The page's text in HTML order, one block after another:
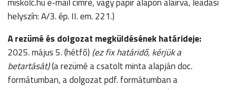
helyszín: A/3. ép. II. em. 221.)
A rezümé és dolgozat megküldésének határideje:
2025. május 5. (hétfő) (ez fix határidő, kérjük a
betartását)(a rezümé a csatolt minta alapján doc.
formátumban, a dolgozat pdf. formátumban a